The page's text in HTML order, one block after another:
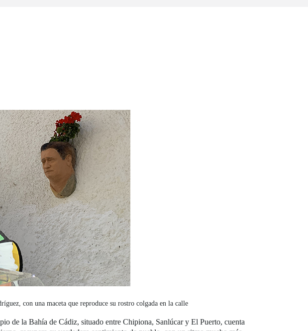
con una maceta que reproduce su rostro colgada en la calle
de la Bahía de Cádiz, situado entre Chipiona, Sanlúcar y El Puerto, cuenta